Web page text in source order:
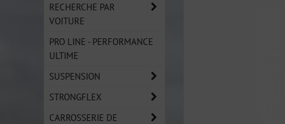
RECHERCHE PAR
VOITURE
PRO LINE - PERFORMANCE
ULTIME
SUSPENSION
STRONGFLEX
CARROSSERIE DE